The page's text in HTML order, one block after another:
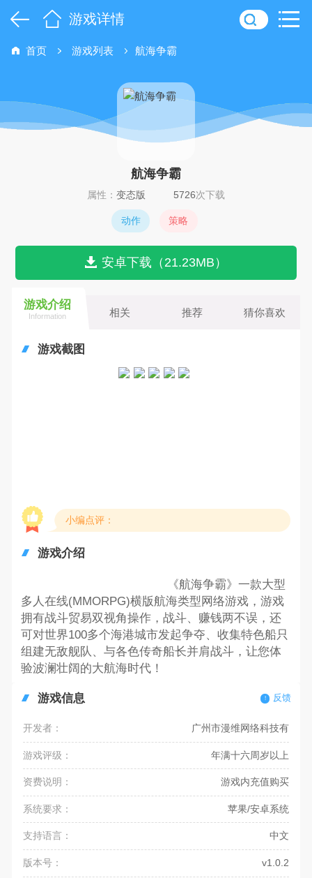
游戏详情
首页 游戏列表 航海争霸
航海争霸
属性： 变态版 5726次下载
动作 策略
安卓下载（21.23MB）
游戏介绍
Information 相关 推荐 猜你喜欢
游戏截图
小编点评：
游戏介绍
《航海争霸》一款大型
多人在线(MMORPG)横版航海类型网络游戏，游戏
拥有战斗贸易双视角操作，战斗、赚钱两不误，还
可对世界100多个海港城市发起争夺、收集特色船只
组建无敌舰队、与各色传奇船长并肩战斗，让您体
验波澜壮阔的大航海时代！
游戏信息 反馈
开发者： 广州市漫维网络科技有
游戏评级： 年满十六周岁以上
资费说明： 游戏内充值购买
系统要求： 苹果/安卓系统
支持语言： 中文
版本号： v1.0.2